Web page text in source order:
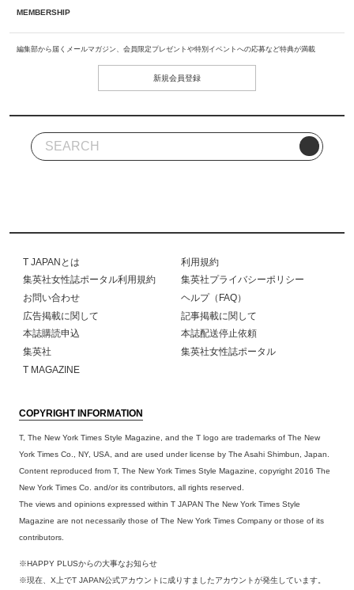
MEMBERSHIP
編集部から届くメールマガジン、会員限定プレゼントや特別イベントへの応募など特典が満載
新規会員登録
T JAPANとは
利用規約
集英社女性誌ポータル利用規約
集英社プライバシーポリシー
お問い合わせ
ヘルプ（FAQ）
広告掲載に関して
記事掲載に関して
本誌購読申込
本誌配送停止依頼
集英社
集英社女性誌ポータル
T MAGAZINE
COPYRIGHT INFORMATION
T, The New York Times Style Magazine, and the T logo are trademarks of The New
York Times Co., NY, USA, and are used under license by The Asahi Shimbun, Japan.
Content reproduced from T, The New York Times Style Magazine, copyright 2016 The
New York Times Co. and/or its contributors, all rights reserved.
The views and opinions expressed within T JAPAN The New York Times Style
Magazine are not necessarily those of The New York Times Company or those of its
contributors.
※HAPPY PLUSからの大事なお知らせ
※現在、X上でT JAPAN公式アカウントに成りすましたアカウントが発生しています。